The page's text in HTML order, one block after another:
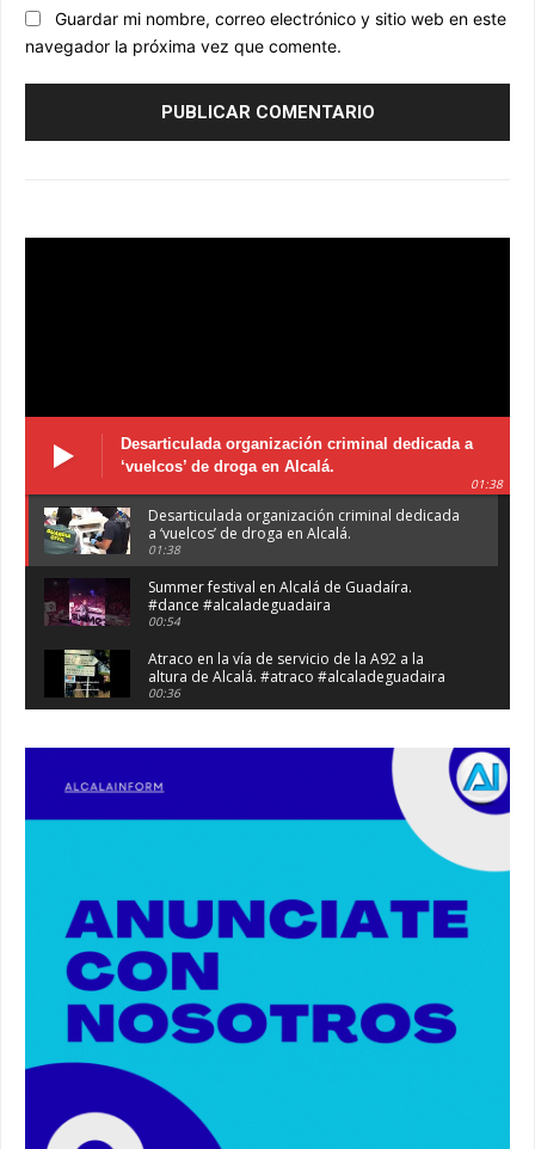
Guardar mi nombre, correo electrónico y sitio web en este
navegador la próxima vez que comente.
Desarticulada organización criminal dedicada a
‘vuelcos’ de droga en Alcalá.
01:38
Desarticulada organización criminal dedicada
a ‘vuelcos’ de droga en Alcalá.
01:38
Summer festival en Alcalá de Guadaíra.
#dance #alcaladeguadaira
00:54
Atraco en la vía de servicio de la A92 a la
altura de Alcalá. #atraco #alcaladeguadaira
00:36
Alcalá. #policia #narcos
Primeras 191 viviendas VPO en Alcalá de
Guadaíra. #alcaladeguadaira #vivienda #vpo
Premio de Medio Ambiente para el CEIP San
Mateo. #alcaladeguadaira #premios #colegio
03:01
Paseo de caballos. #alcaladeguadaira #ferias
#caballos
Un autobús ha golpeado a otro en el recinto
ferial. #accidente #alcaladeguadaira #ferias